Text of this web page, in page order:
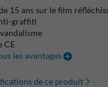
15 ans sur le film
graffiti
CE
les avantages
de ce produit